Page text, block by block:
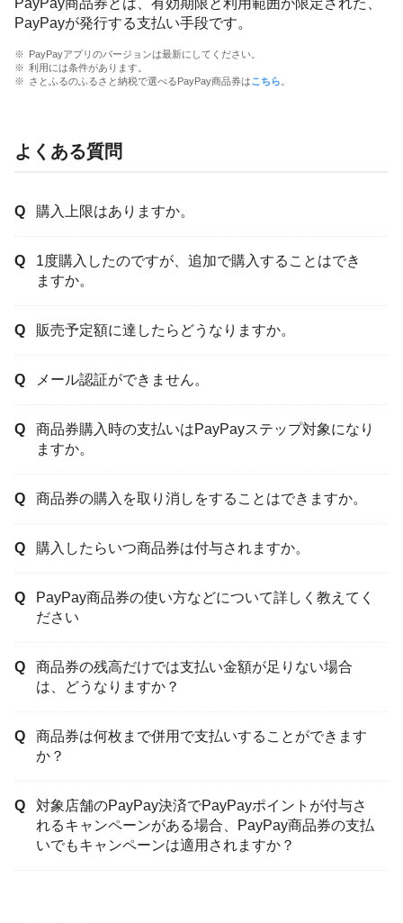
PayPay商品券とは、有効期限と利用範囲が限定された、
PayPayが発行する支払い手段です。
PayPayアプリのバージョンは最新にしてください。
利用には条件があります。
さとふるのふるさと納税で選べるPayPay商品券はこちら
よくある質問
購入上限はありますか。
1度購入したのですが、追加で購入することはでき
ますか。
販売予定額に達したらどうなりますか。
メール認証ができません。
商品券購入時の支払いはPayPayステップ対象になり
ますか。
商品券の購入を取り消しをすることはできますか。
購入したらいつ商品券は付与されますか。
PayPay商品券の使い方などについて詳しく教えてく
ださい
商品券の残高だけでは支払い金額が足りない場合
は、どうなりますか？
商品券は何枚まで併用で支払いすることができます
か？
対象店舗のPayPay決済でPayPayポイントが付与さ
れるキャンペーンがある場合、PayPay商品券の支払
いでもキャンペーンは適用されますか？